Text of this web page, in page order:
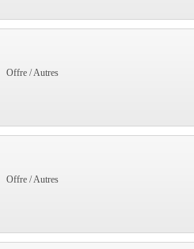
Offre / Autres
Offre / Autres